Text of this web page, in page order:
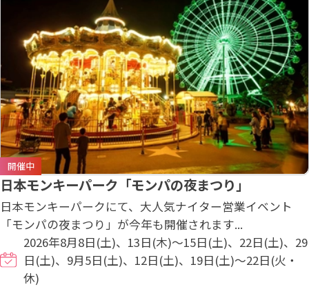
開催中
日本モンキーパーク「モンパの夜まつり」
日本モンキーパークにて、大人気ナイター営業イベント
「モンパの夜まつり」が今年も開催されます...
2026年8月8日(土)、13日(木)～15日(土)、22日(土)、29
日(土)、9月5日(土)、12日(土)、19日(土)～22日(火・
休)